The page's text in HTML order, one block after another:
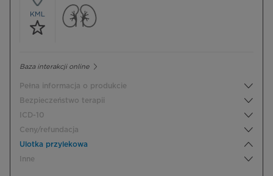
KML
Baza interakcji online
Pełna informacja o produkcie
Bezpieczeństwo terapii
ICD-10
Ceny/refundacja
Ulotka przylekowa
Inne